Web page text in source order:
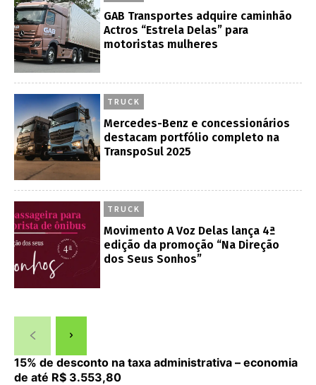
GAB Transportes adquire caminhão
Actros “Estrela Delas” para
motoristas mulheres
TRUCK
Mercedes-Benz e concessionários
destacam portfólio completo na
TranspoSul 2025
TRUCK
Movimento A Voz Delas lança 4ª
edição da promoção “Na Direção
dos Seus Sonhos”
15% de desconto na taxa administrativa – economia
de até R$ 3.553,80